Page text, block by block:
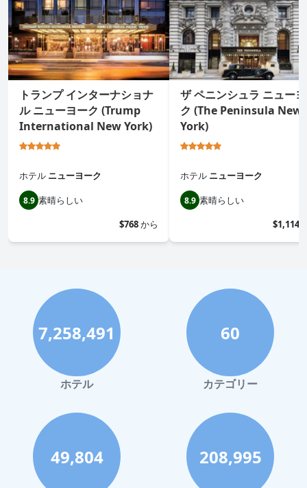
トランプ インターナショナ
ル ニューヨーク (Trump
International New York)
ホテル ニューヨーク
8.9 素晴らしい
$768から
ザ ペニンシュラ ニュー
ク (The Peninsula New
York)
ホテル ニューヨーク
8.9 素晴らしい
$1,114
7,258,491
ホテル
60
カテゴリー
49,804 208,995